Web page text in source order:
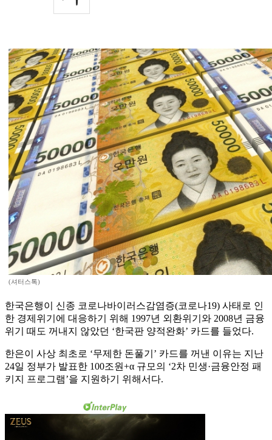
(셔터스톡)
한국은행이 신종 코로나바이러스감염증(코로나19) 사태로 인
한 경제위기에 대응하기 위해 1997년 외환위기와 2008년 금융
위기 때도 꺼내지 않았던 ‘한국판 양적완화’ 카드를 들었다.
한은이 사상 최초로 ‘무제한 돈풀기’ 카드를 꺼낸 이유는 지난
24일 정부가 발표한 100조원+α 규모의 ‘2차 민생·금융안정 패
키지 프로그램’을 지원하기 위해서다.